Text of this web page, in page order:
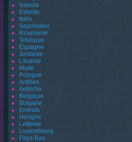
Islande
Estonie
Italie
Seychelles
Roumanie
Tchéquie
Espagne
Jordanie
Lituanie
Malte
Pologne
Antilles
Autriche
Belgique
Bulgarie
Emirats
Hongrie
Lettonie
Luxembourg
Pays-Bas